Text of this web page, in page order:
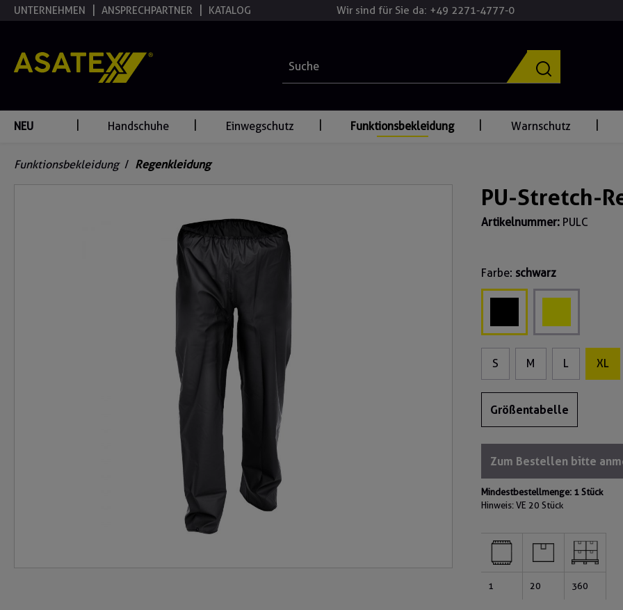
Zur Hauptnavigation springen
UNTERNEHMEN ANSPRECHPARTNER KATALOG Wir sind für Sie da: +49 2271-4777-0
NEU Handschuhe Einwegschutz Funktionsbekleidung Warnschutz
Funktionsbekleidung / Regenkleidung
PU-Stretch-
Artikelnummer: PULC
Farbe: schwarz
S M L XL
Größentabelle
Zum Bestellen bitte
Mindestbestellmenge: 1 Stück
Hinweis: VE 20 Stück
1 20 360